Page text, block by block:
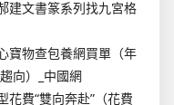
建文書篆系列找九宮格
寶物查包養網買單（年
向）_中國網
花費“雙向奔赴”（花費